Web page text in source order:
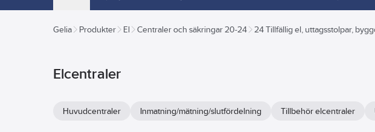
Gelia Produkter El Centraler och säkringar 20-24 24 Tillfällig el, uttagsstolpar,
Elcentraler
Huvudcentraler Inmatning/mätning/slutfördelning Tillbehör elcentraler